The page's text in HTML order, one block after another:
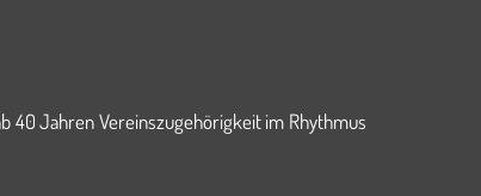
40 Jahren Vereinszugehörigkeit im Rhythmus